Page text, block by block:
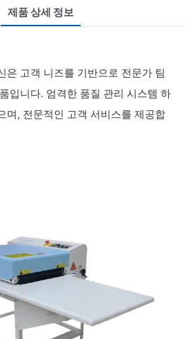
제품 상세 정보
은 고객 니즈를 기반으로 전문가 팀
입니다. 엄격한 품질 관리 시스템 하
며, 전문적인 고객 서비스를 제공합